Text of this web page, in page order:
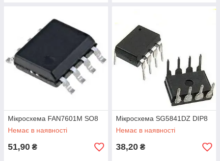
Мікросхема FAN7601M SO8
Немає в наявності
51,90 ₴
Мікросхема SG5841DZ DIP8
Немає в наявності
38,20 ₴